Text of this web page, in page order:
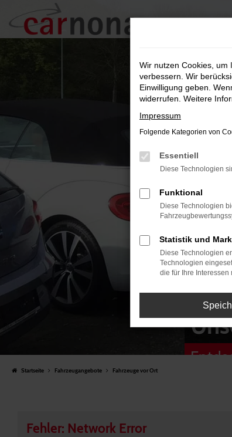
Zum
Hauptinhalt
springen
Startseite Fahrzeugangebote Fahrzeuge vor Ort
Fehler: Network Error
Wir nutzen Cookies, um
verbessern. Wir
Einwilligung geben.
widerrufen. Weitere
Impressum
Folgende Kategorien von
Essentiell
Diese Technologien
Funktional
Diese Technologien
Statistik und
Diese Technologien
Technologien
die für Ihre Interessen